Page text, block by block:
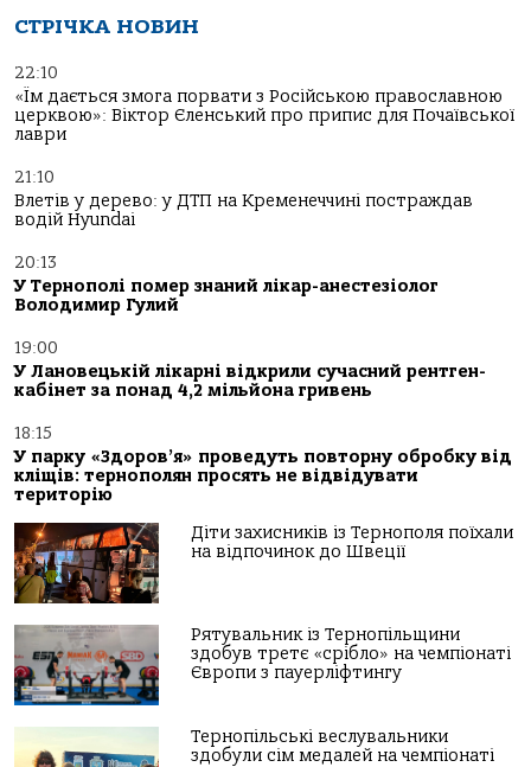
СТРІЧКА НОВИН
22:10
«Їм дається змога порвати з Російською православною
церквою»: Віктор Єленський про припис для Почаївської
лаври
21:10
Влетів у дерево: у ДТП на Кременеччині постраждав
водій Hyundai
20:13
У Тернополі помер знаний лікар-анестезіолог
Володимир Гулий
19:00
У Лановецькій лікарні відкрили сучасний рентген-
кабінет за понад 4,2 мільйона гривень
18:15
У парку «Здоров’я» проведуть повторну обробку від
кліщів: тернополян просять не відвідувати
територію
Діти захисників із Тернополя поїхали
на відпочинок до Швеції
Рятувальник із Тернопільщини
здобув третє «срібло» на чемпіонаті
Європи з пауерліфтингу
Тернопільські веслувальники
здобули сім медалей на чемпіонаті